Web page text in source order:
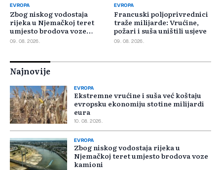
EVROPA
Zbog niskog vodostaja
rijeka u Njemačkoj teret
umjesto brodova voze
kamioni
09. 08. 2026.
EVROPA
Francuski poljoprivrednici
traže milijarde: Vrućine,
požari i suša uništili usjeve
09. 08. 2026.
Najnovije
EVROPA
Ekstremne vrućine i suša već koštaju
evropsku ekonomiju stotine milijardi
eura
10. 08. 2026.
EVROPA
Zbog niskog vodostaja rijeka u
Njemačkoj teret umjesto brodova voze
kamioni